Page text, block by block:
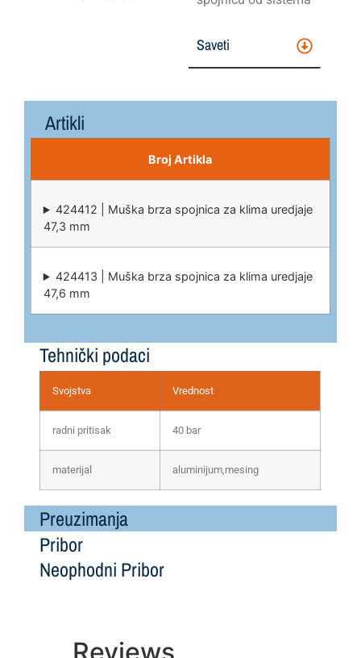
Saveti
Artikli
Broj Artikla
424412 | Muška brza spojnica za klima uredjaje
47,3 mm
424413 | Muška brza spojnica za klima uredjaje
47,6 mm
Tehnički podaci
Svojstva Vrednost
radni pritisak 40 bar
materijal aluminijum,mesing
Preuzimanja
Pribor
Neophodni Pribor